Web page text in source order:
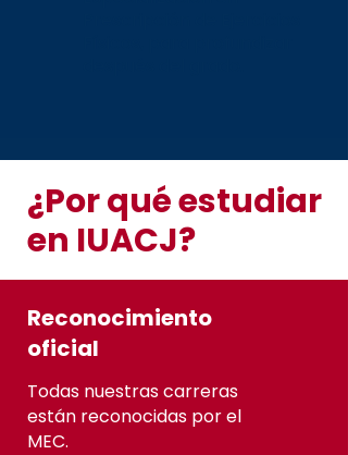
¿Por qué estudiar
en IUACJ?
Reconocimiento
oficial
Todas nuestras carreras
están reconocidas por el
MEC.